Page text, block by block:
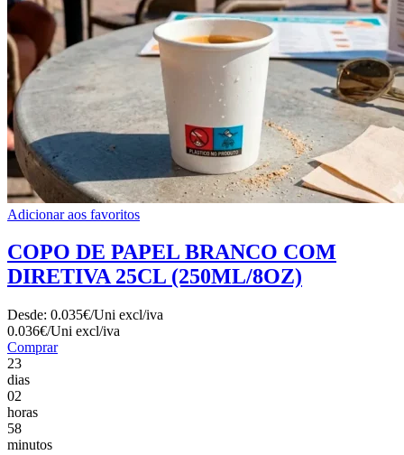
Adicionar aos favoritos
COPO DE PAPEL BRANCO COM
DIRETIVA 25CL (250ML/8OZ)
Desde: 0.035€/Uni excl/iva
0.036€/Uni excl/iva
Comprar
23
dias
02
horas
58
minutos